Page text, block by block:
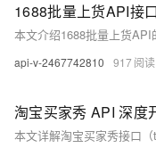
1688批量上货API接
api-v-2467742810 917